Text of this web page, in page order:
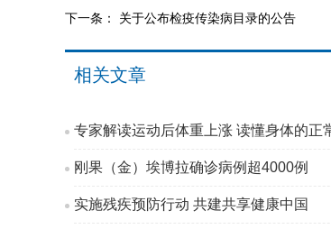
下一条： 关于公布检疫传染病目录的公告
相关文章
专家解读运动后体重上涨 读懂身体的正
刚果（金）埃博拉确诊病例超4000例
实施残疾预防行动 共建共享健康中国